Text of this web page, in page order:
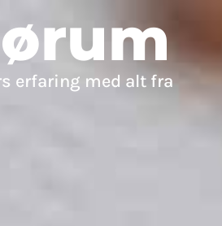
Elektriker VVS
erfaring med alt fra